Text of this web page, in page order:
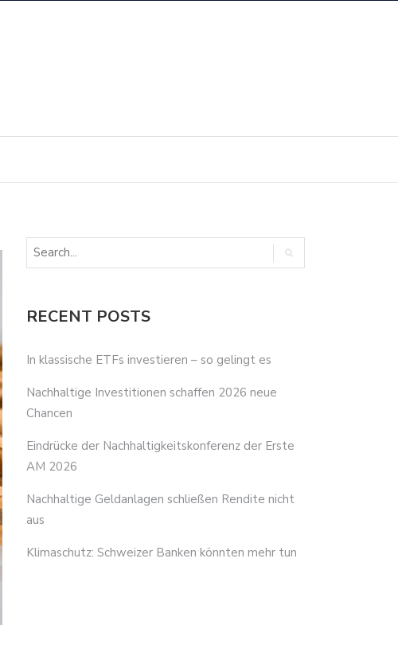
RECENT POSTS
In klassische ETFs investieren – so gelingt es
Nachhaltige Investitionen schaffen 2026 neue
Chancen
Eindrücke der Nachhaltigkeitskonferenz der Erste
AM 2026
Nachhaltige Geldanlagen schließen Rendite nicht
aus
Klimaschutz: Schweizer Banken könnten mehr tun